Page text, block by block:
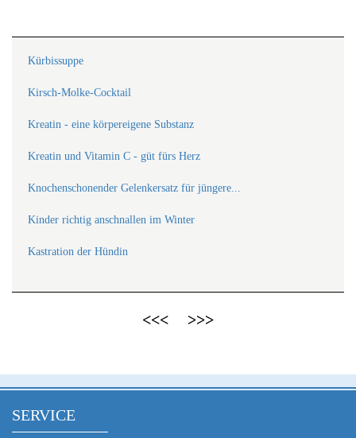
Kürbissuppe
Kirsch-Molke-Cocktail
Kreatin - eine körpereigene Substanz
Kreatin und Vitamin C - güt fürs Herz
Knochenschonender Gelenkersatz für jüngere...
Kinder richtig anschnallen im Winter
Kastration der Hündin
<<< >>>
SERVICE